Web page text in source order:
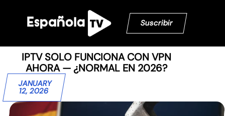
Suscribir
IPTV SOLO FUNCIONA CON VPN
AHORA — ¿NORMAL EN 2026?
JANUARY
12, 2026